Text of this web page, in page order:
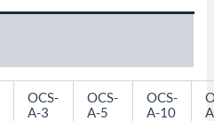
OCS-
A-3
OCS-
A-5
OCS-
A-10